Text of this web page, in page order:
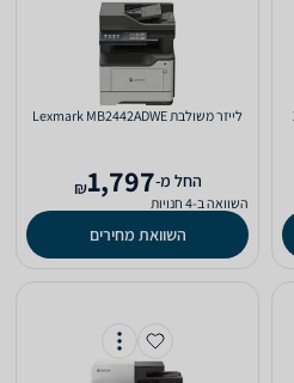
‏לייזר ‏משולבת Lexmark MB2442ADWE
‫החל מ-1,797
₪
השוואה ב-4 חנויות
השוואת מחירים